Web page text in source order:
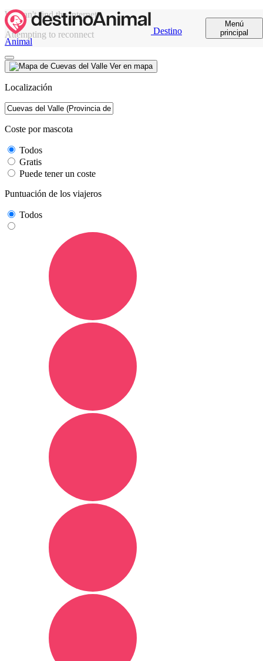
Destino
Animal
Menú
principal
We can't find the internet
Attempting to reconnect
Ver en mapa
Localización
Coste por mascota
Todos
Gratis
Puede tener un coste
Puntuación de los viajeros
Todos